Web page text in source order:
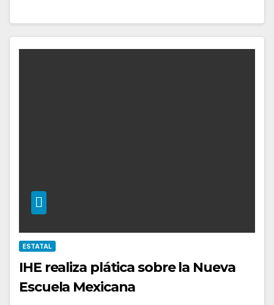
ESTATAL
IHE realiza plática sobre la Nueva
Escuela Mexicana